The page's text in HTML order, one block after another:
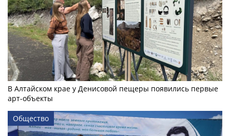
В Алтайском крае у Денисовой пещеры появились первые
арт-объекты
Общество